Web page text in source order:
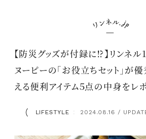
【防災グッズが付録に⁉】リンネ
ヌーピーの「お役立ちセット」が
える便利アイテム５点の中身をレ
LIFESTYLE ： 2024.08.16 /